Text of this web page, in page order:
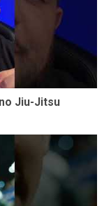
Jiu-Jitsu